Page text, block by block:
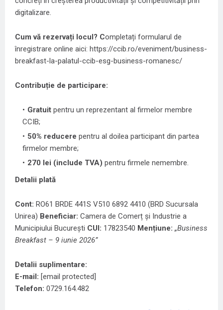
digitalizare.
Cum vă rezervați locul? Completați formularul de
înregistrare online aici: https://ccib.ro/eveniment/business-
breakfast-la-palatul-ccib-esg-business-romanesc/
Contribuție de participare:
Gratuit pentru un reprezentant al firmelor membre
CCIB;
50% reducere pentru al doilea participant din partea
firmelor membre;
270 lei (include TVA) pentru firmele nemembre.
Detalii plată
Cont: RO61 BRDE 441S V510 6892 4410 (BRD Sucursala
Unirea) Beneficiar: Camera de Comerț și Industrie a
Municipiului București CUI: 17823540 Mențiune: „Business
Breakfast – 9 iunie 2026”
Detalii suplimentare:
E-mail: [email protected]
Telefon: 0729.164.482